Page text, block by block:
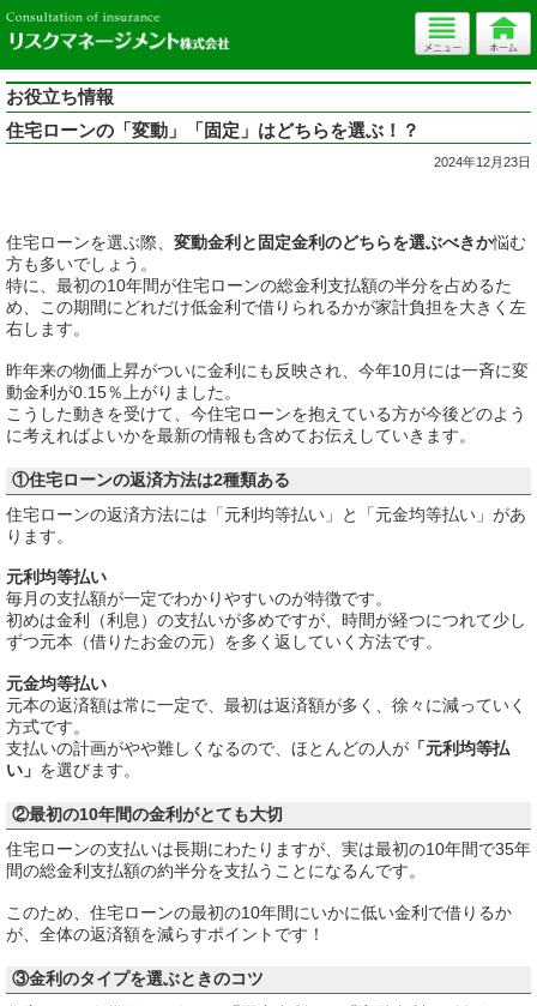
お役立ち情報
住宅ローンの「変動」「固定」はどちらを選ぶ！？
2024年12月23日
住宅ローンを選ぶ際、 変動金利と固定金利のどちらを選ぶべきか悩む
方も多いでしょう。
特に、最初の10年間が住宅ローンの総金利支払額の半分を占めるた
め、この期間にどれだけ低金利で借りられるかが家計負担を大きく左
右します。
昨年来の物価上昇がついに金利にも反映され、今年10月には一斉に変
動金利が0.15％上がりました。
こうした動きを受けて、今住宅ローンを抱えている方が今後どのよう
に考えればよいかを最新の情報も含めてお伝えしていきます。
①住宅ローンの返済方法は2種類ある
住宅ローンの返済方法には「元利均等払い」と「元金均等払い」があ
ります。
元利均等払い
毎月の支払額が一定でわかりやすいのが特徴です。
初めは金利（利息）の支払いが多めですが、時間が経つにつれて少し
ずつ元本（借りたお金の元）を多く返していく方法です。
元金均等払い
元本の返済額は常に一定で、最初は返済額が多く、徐々に減っていく
方式です。
支払いの計画がやや難しくなるので、ほとんどの人が 「元利均等払
い」 を選びます。
②最初の10年間の金利がとても大切
住宅ローンの支払いは長期にわたりますが、実は最初の10年間で35年
間の総金利支払額の約半分を支払うことになるんです。
このため、住宅ローンの最初の10年間にいかに低い金利で借りるか
が、全体の返済額を減らすポイントです！
③金利のタイプを選ぶときのコツ